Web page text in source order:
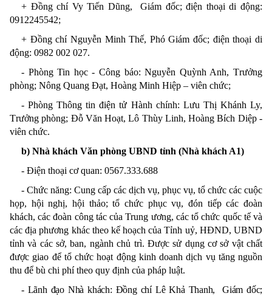
+ Đồng chí Vy Tiến Dũng, Giám đốc;điện thoại di động:
0912245542;
+ Đồng chíNguyễn Minh Thế, Phó Giám đốc; điện thoại di
động: 0982 002 027.
- Phòng Tin học - Công báo: Nguyễn Quỳnh Anh, Trưởng
phòng; Nông Quang Đạt, Hoàng Minh Hiệp – viên chức;
- Phòng Thông tin điện tử Hành chính: Lưu Thị Khánh Ly,
Trưởng phòng; Đỗ Văn Hoạt, Lô Thùy Linh, Hoàng Bích Diệp -
viên chức.
b)Nhà khách Văn phòng UBND tỉnh (Nhà khách A1)
- Điện thoại cơ quan: 0567.333.688
- Chức năng: Cung cấp các dịch vụ, phục vụ, tổ chức các cuộc
họp, hội nghị, hội thảo; tổ chức phục vụ, đón tiếp các đoàn
khách, các đoàn công tác của Trung ương, các tổ chức quốc tế và
các địa phương khác theo kế hoạch của Tỉnh uỷ, HĐND, UBND
tỉnh và các sở, ban, ngành chủ trì. Được sử dụng cơ sở vật chất
được giao để tổ chức hoạt động kinh doanh dịch vụ tăng nguồn
thu để bù chi phí theo quy định của pháp luật.
- Lãnh đạo Nhà khách: Đồng chí Lê Khả Thanh, Giám đốc;